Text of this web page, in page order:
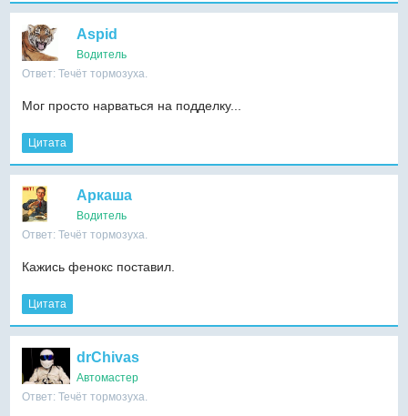
Aspid
Водитель
Ответ: Течёт тормозуха.
Мог просто нарваться на подделку...
Цитата
Аркаша
Водитель
Ответ: Течёт тормозуха.
Кажись фенокс поставил.
Цитата
drChivas
Автомастер
Ответ: Течёт тормозуха.